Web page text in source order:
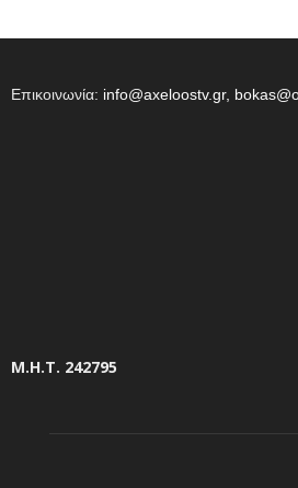
Επικοινωνία: info@axeloostv.gr,
Μ.Η.Τ. 242795